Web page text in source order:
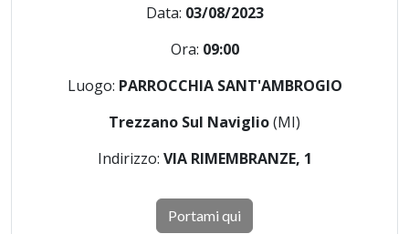
Data: 03/08/2023
Ora: 09:00
Luogo: PARROCCHIA SANT'AMBROGIO
Trezzano Sul Naviglio(MI)
Indirizzo: VIA RIMEMBRANZE, 1
Portami qui